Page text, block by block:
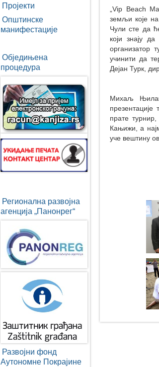
Пројекти
Општинске
манифестације
Обједињена
процедура
Регионална развојна
агенција „Панонрег“
Развојни фонд
Аутономне Покрајине
„Vip Beach
земљи које на
Чули сте да
који знају
организатор
учинити да
Дејан Турк,
Михаљ
прате
Кањижи, а
уче вештину